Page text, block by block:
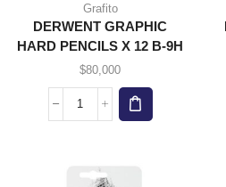
Grafito
DERWENT GRAPHIC
HARD PENCILS X 12 B-9H
$80,000
DERWENT